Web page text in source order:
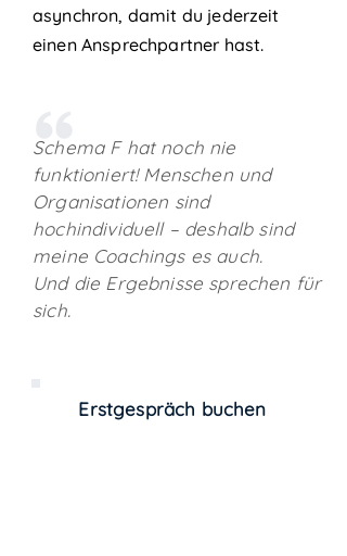
asynchron, damit du jederzeit
einen Ansprechpartner hast.
Schema F hat noch nie
funktioniert! Menschen und
Organisationen sind
hochindividuell – deshalb sind
meine Coachings es auch.
Und die Ergebnisse sprechen für
sich.
Erstgespräch buchen